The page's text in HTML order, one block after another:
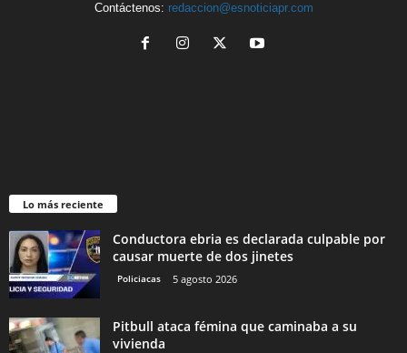
Contáctenos: redaccion@esnoticiapr.com
Lo más reciente
Conductora ebria es declarada culpable por
causar muerte de dos jinetes
Policiacas 5 agosto 2026
Pitbull ataca fémina que caminaba a su
vivienda